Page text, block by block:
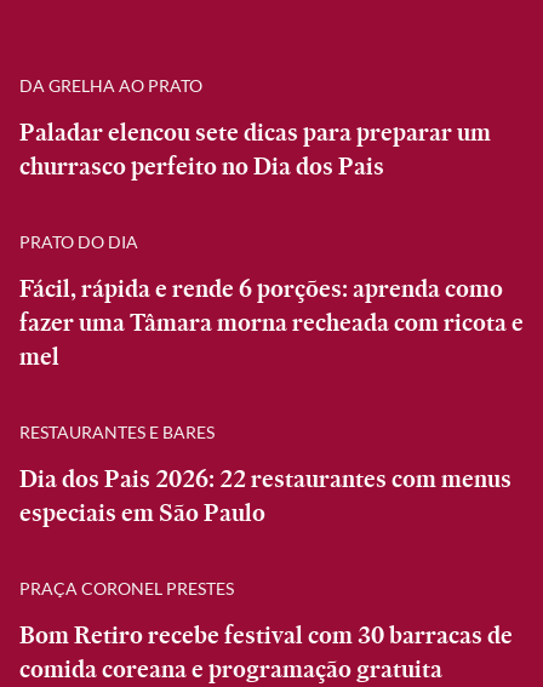
DA GRELHA AO PRATO
Paladar elencou sete dicas para preparar um
churrasco perfeito no Dia dos Pais
PRATO DO DIA
Fácil, rápida e rende 6 porções: aprenda como
fazer uma Tâmara morna recheada com ricota e
mel
RESTAURANTES E BARES
Dia dos Pais 2026: 22 restaurantes com menus
especiais em São Paulo
PRAÇA CORONEL PRESTES
Bom Retiro recebe festival com 30 barracas de
comida coreana e programação gratuita